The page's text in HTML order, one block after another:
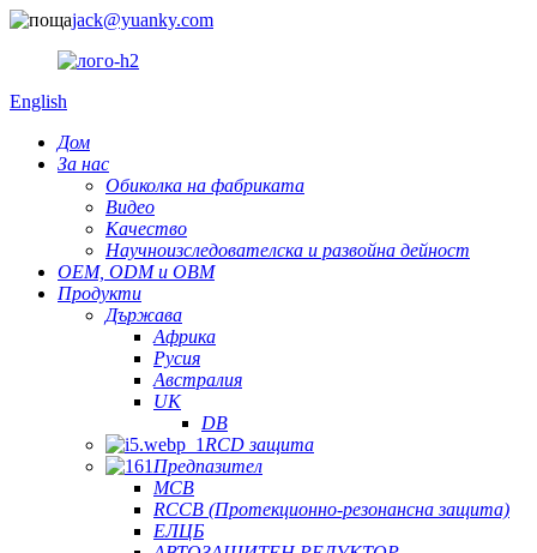
jack@yuanky.com
English
Дом
За нас
Обиколка на фабриката
Видео
Качество
Научноизследователска и развойна дейност
OEM, ODM и OBM
Продукти
Държава
Африка
Русия
Австралия
UK
DB
RCD защита
Предпазител
MCB
RCCB (Протекционно-резонансна защита)
ЕЛЦБ